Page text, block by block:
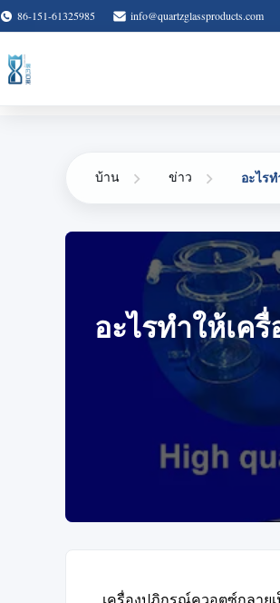
86-151-61325985 info@quartzglassproducts.com
บ้าน ข่าว อะไร
อะไรทำให้เค
เครื่องปฏิกรณ์ควอตซ์กลาย